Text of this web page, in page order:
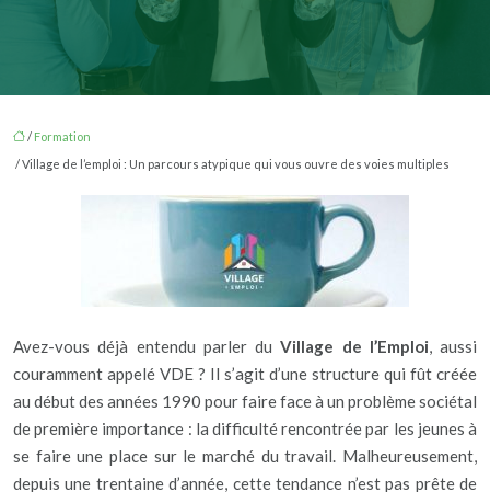
/ Formation
/ Village de l’emploi : Un parcours atypique qui vous ouvre des voies multiples
Avez-vous déjà entendu parler duVillage de l’Emploi, aussi
couramment appelé VDE ? Il s’agit d’une structure qui fût créée
au début des années 1990 pour faire face à un problème sociétal
de première importance : la difficulté rencontrée par les jeunes à
se faire une place sur le marché du travail. Malheureusement,
depuis une trentaine d’année, cette tendance n’est pas prête de